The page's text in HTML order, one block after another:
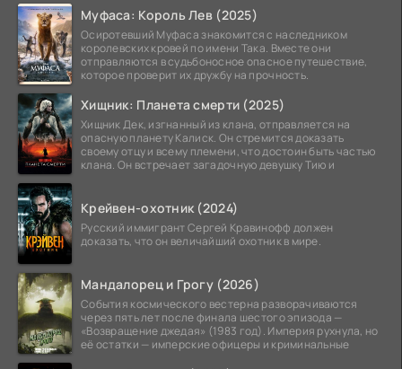
Муфаса: Король Лев (2025)
Осиротевший Муфаса знакомится с наследником
королевских кровей по имени Така. Вместе они
отправляются в судьбоносное опасное путешествие,
которое проверит их дружбу на прочность.
Хищник: Планета смерти (2025)
Хищник Дек, изгнанный из клана, отправляется на
опасную планету Калиск. Он стремится доказать
своему отцу и всему племени, что достоин быть частью
клана. Он встречает загадочную девушку Тию и
Крейвен-охотник (2024)
Русский иммигрант Сергей Кравинофф должен
доказать, что он величайший охотник в мире.
Мандалорец и Грогу (2026)
События космического вестерна разворачиваются
через пять лет после финала шестого эпизода —
«Возвращение джедая» (1983 год). Империя рухнула, но
её остатки — имперские офицеры и криминальные